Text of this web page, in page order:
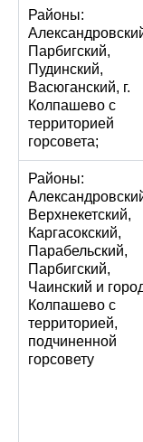
Районы:
Парбигский,
Пудинский,
Васюганский, г.
Колпашево с
территорией
горсовета;
Районы:
Верхнекетский,
Каргасокский,
Парабельский,
Парбигский,
Чаинский и
Колпашево с
территорией,
подчиненной
горсовету